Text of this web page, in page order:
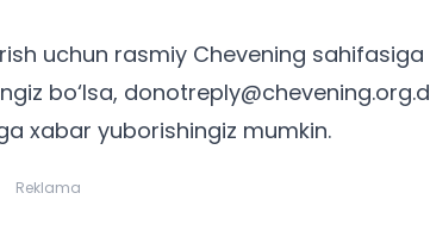
uchun rasmiy Chevening sahifasiga
bo‘lsa, donotreply@chevening.org.d
xabar yuborishingiz mumkin.
Reklama